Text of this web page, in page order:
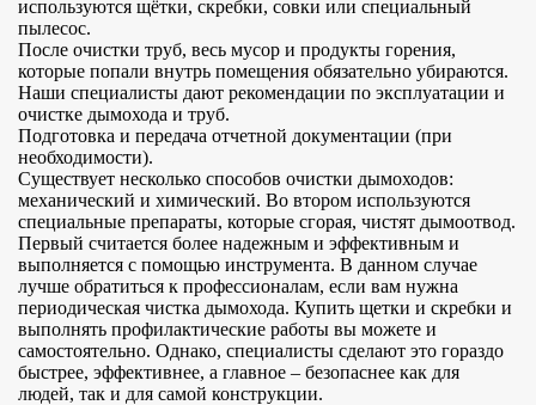
используются щётки, скребки, совки или специальный
пылесос.
После очистки труб, весь мусор и продукты горения,
которые попали внутрь помещения обязательно убираются.
Наши специалисты дают рекомендации по эксплуатации и
очистке дымохода и труб.
Подготовка и передача отчетной документации (при
необходимости).
Существует несколько способов очистки дымоходов:
механический и химический. Во втором используются
специальные препараты, которые сгорая, чистят дымоотвод.
Первый считается более надежным и эффективным и
выполняется с помощью инструмента. В данном случае
лучше обратиться к профессионалам, если вам нужна
периодическая чистка дымохода. Купить щетки и скребки и
выполнять профилактические работы вы можете и
самостоятельно. Однако, специалисты сделают это гораздо
быстрее, эффективнее, а главное – безопаснее как для
людей, так и для самой конструкции.